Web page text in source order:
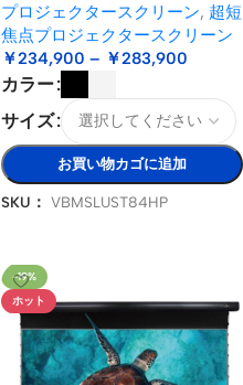
ースクリーン
プロジェクタースクリーン, 超短
焦点プロジェクタースクリーン
￥234,900 – ￥283,900
カラー
サイズ
お買い物カゴに追加
SKU： VBMSLUST84HP
-19%
ホット